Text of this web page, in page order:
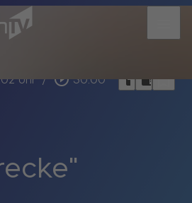
Uhr / play_circle_outline 30:00 headphoneschrome_reader_modebookmark_border